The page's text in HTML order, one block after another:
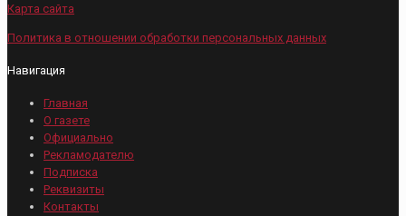
Карта сайта
Политика в отношении обработки персональных данных
Навигация
Главная
О газете
Официально
Рекламодателю
Подписка
Реквизиты
Контакты